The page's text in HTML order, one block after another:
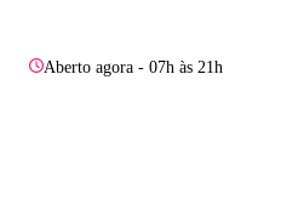
Aberto agora - 07h às 21h